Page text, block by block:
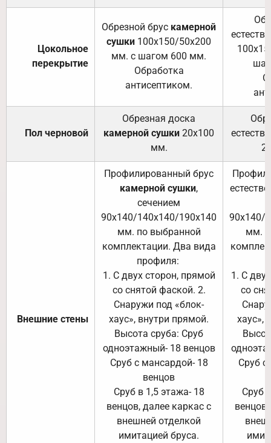
Цокольное
перекрытие
Обрезной брус камерной
сушки 100х150/50х200
мм. с шагом 600 мм.
Обработка
антисептиком.
Пол черновой
Обрезная доска
камерной сушки 20х100
мм.
Внешние стены
Профилированный брус
камерной сушки,
сечением
90х140/140х140/190х140
мм. по выбранной
комплектации. Два вида
профиля:
1. С двух сторон, прямой
со снятой фаской. 2.
Снаружи под «блок-
хаус», внутри прямой.
Высота сруба: Сруб
одноэтажный- 18 венцов
Сруб с мансардой- 18
венцов
Сруб в 1,5 этажа- 18
венцов, далее каркас с
внешней отделкой
имитацией бруса.
90х140/
мм.
1. С
со
хаус»,
Сруб с
Сруб